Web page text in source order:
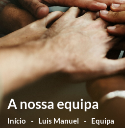
A nossa equipa
Início Luis Manuel Equipa